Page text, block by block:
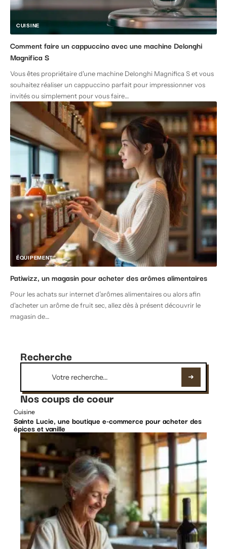
CUISINE
Comment faire un cappuccino avec une machine Delonghi
Magnifica S
Vous êtes propriétaire d'une machine Delonghi Magnifica S et vous
souhaitez réaliser un cappuccino parfait pour impressionner vos
invités ou simplement pour vous faire…
ÉQUIPEMENT
Patiwizz, un magasin pour acheter des arômes alimentaires
Pour les achats sur internet d’arômes alimentaires ou alors afin
d'acheter un arôme de fruit sec, allez dès à présent découvrir le
magasin de…
Recherche
Nos coups de coeur
Cuisine
Sainte Lucie, une boutique e-commerce pour acheter des
épices et vanille